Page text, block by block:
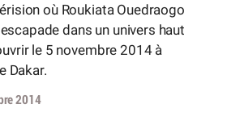
où Roukiata Ouedraogo
dans un univers haut
le 5 novembre 2014 à
Dakar.
2014